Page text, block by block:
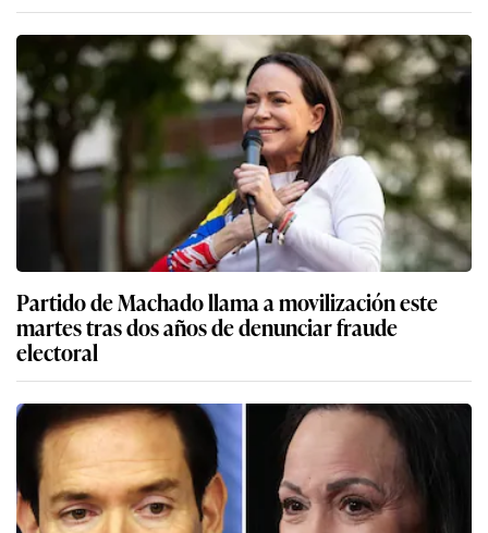
Partido de Machado llama a movilización este
martes tras dos años de denunciar fraude
electoral